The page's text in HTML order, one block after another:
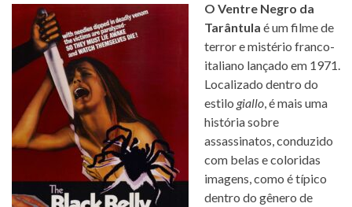
O Ventre Negro da
Tarântula é um filme de
terror e mistério franco-
italiano lançado em 1971.
Localizado dentro do
estilo giallo, é mais uma
história sobre
assassinatos, conduzido
com belas e coloridas
imagens, como é típico
dentro do gênero de